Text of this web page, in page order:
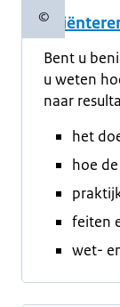
©
Bent u
u weten
naar
het
hoe
feiten
wet-